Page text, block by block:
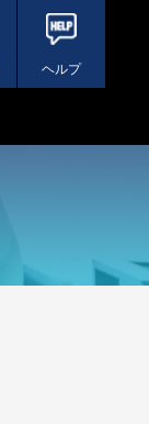
ヘルプ